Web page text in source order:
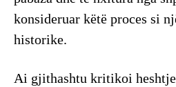
konsideruar këtë proces si
historike.
Ai gjithashtu kritikoi